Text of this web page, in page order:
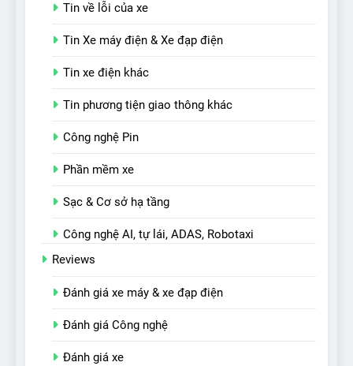
Tin về lỗi của xe
Tin Xe máy điện & Xe đạp điện
Tin xe điện khác
Tin phương tiện giao thông khác
Công nghệ Pin
Phần mềm xe
Sạc & Cơ sở hạ tầng
Công nghệ AI, tự lái, ADAS, Robotaxi
Reviews
Đánh giá xe máy & xe đạp điện
Đánh giá Công nghệ
Đánh giá xe